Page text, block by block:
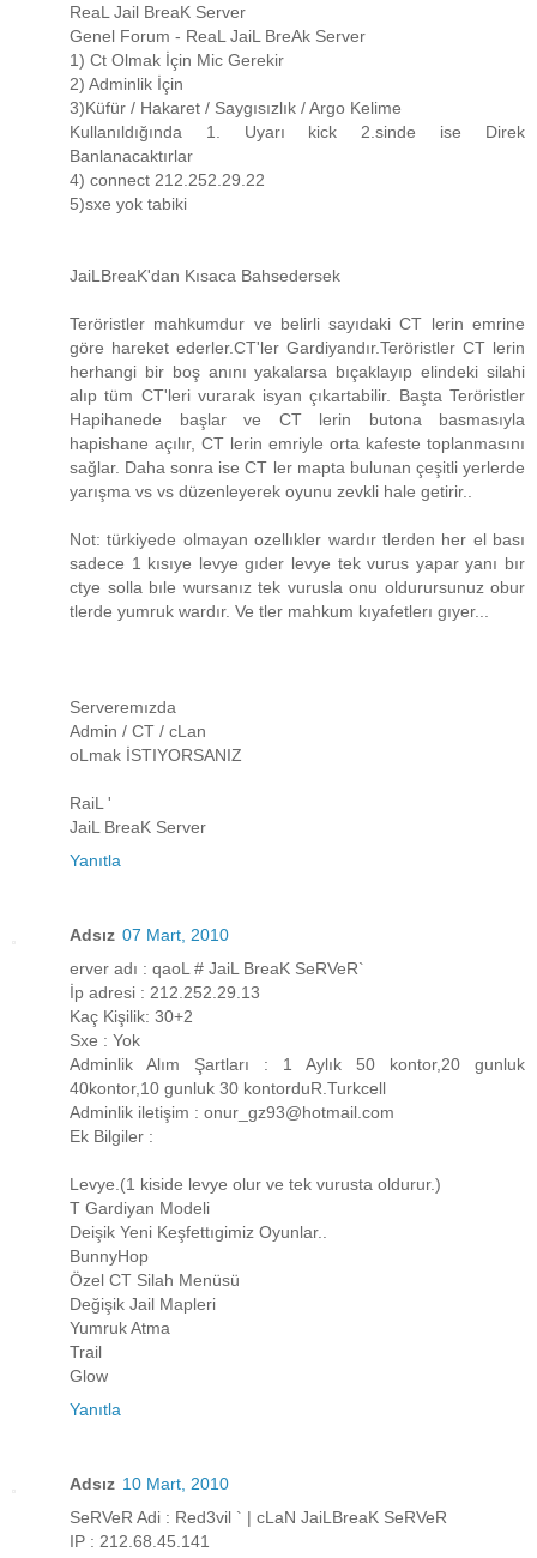
ReaL Jail BreaK Server
Genel Forum - ReaL JaiL BreAk Server
1) Ct Olmak İçin Mic Gerekir
2) Adminlik İçin
3)Küfür / Hakaret / Saygısızlık / Argo Kelime
Kullanıldığında 1. Uyarı kick 2.sinde ise Direk
Banlanacaktırlar
4) connect 212.252.29.22
5)sxe yok tabiki
JaiLBreaK'dan Kısaca Bahsedersek
Teröristler mahkumdur ve belirli sayıdaki CT lerin emrine
göre hareket ederler.CT'ler Gardiyandır.Teröristler CT lerin
herhangi bir boş anını yakalarsa bıçaklayıp elindeki silahi
alıp tüm CT'leri vurarak isyan çıkartabilir. Başta Teröristler
Hapihanede başlar ve CT lerin butona basmasıyla
hapishane açılır, CT lerin emriyle orta kafeste toplanmasını
sağlar. Daha sonra ise CT ler mapta bulunan çeşitli yerlerde
yarışma vs vs düzenleyerek oyunu zevkli hale getirir..
Not: türkiyede olmayan ozellıkler wardır tlerden her el bası
sadece 1 kısıye levye gıder levye tek vurus yapar yanı bır
ctye solla bıle wursanız tek vurusla onu oldurursunuz obur
tlerde yumruk wardır. Ve tler mahkum kıyafetlerı gıyer...
Serveremızda
Admin / CT / cLan
oLmak İSTIYORSANIZ
RaiL '
JaiL BreaK Server
Yanıtla
Adsız 07 Mart, 2010
erver adı : qaoL # JaiL BreaK SeRVeR`
İp adresi : 212.252.29.13
Kaç Kişilik: 30+2
Sxe : Yok
Adminlik Alım Şartları : 1 Aylık 50 kontor,20 gunluk
40kontor,10 gunluk 30 kontorduR.Turkcell
Adminlik iletişim : onur_gz93@hotmail.com
Ek Bilgiler :
Levye.(1 kiside levye olur ve tek vurusta oldurur.)
T Gardiyan Modeli
Deişik Yeni Keşfettıgimiz Oyunlar..
BunnyHop
Özel CT Silah Menüsü
Değişik Jail Mapleri
Yumruk Atma
Trail
Glow
Yanıtla
Adsız 10 Mart, 2010
SeRVeR Adi : Red3vil ` | cLaN JaiLBreaK SeRVeR
IP : 212.68.45.141